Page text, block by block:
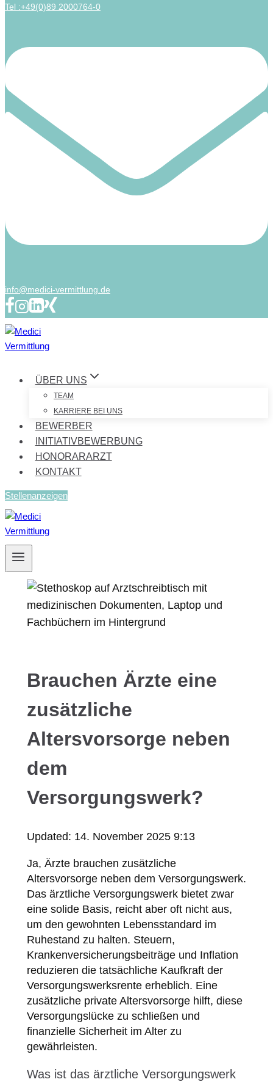
Tel :+49(0)89 2000764-0
info@medici-vermittlung.de
ÜBER UNS
TEAM
KARRIERE BEI UNS
BEWERBER
INITIATIVBEWERBUNG
HONORARARZT
KONTAKT
Stellenanzeigen
Brauchen Ärzte eine
zusätzliche
Altersvorsorge neben
dem
Versorgungswerk?
Updated: 14. November 2025 9:13
Ja, Ärzte brauchen zusätzliche
Altersvorsorge neben dem Versorgungswerk.
Das ärztliche Versorgungswerk bietet zwar
eine solide Basis, reicht aber oft nicht aus,
um den gewohnten Lebensstandard im
Ruhestand zu halten. Steuern,
Krankenversicherungsbeiträge und Inflation
reduzieren die tatsächliche Kaufkraft der
Versorgungswerksrente erheblich. Eine
zusätzliche private Altersvorsorge hilft, diese
Versorgungslücke zu schließen und
finanzielle Sicherheit im Alter zu
gewährleisten.
Was ist das ärztliche Versorgungswerk